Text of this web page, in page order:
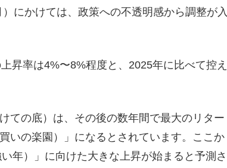
にかけては、政策への不透明感から調整が入
昇率は4%〜8%程度と、2025年に比べて控え
ての底）は、その後の数年間で最大のリター
いの楽園）」になるとされています。ここか
年）」に向けた大きな上昇が始まると予測さ